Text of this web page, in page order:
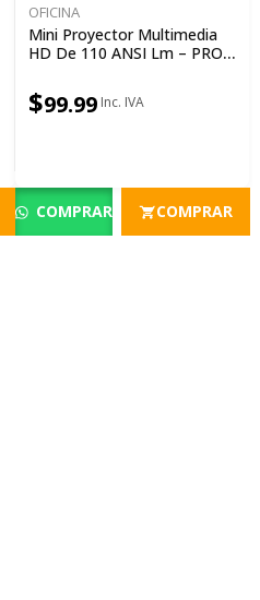
OFICINA
Mini Proyector Multimedia
HD De 110 ANSI Lm – PRO-
$99.99
COMPRAR COMPRAR